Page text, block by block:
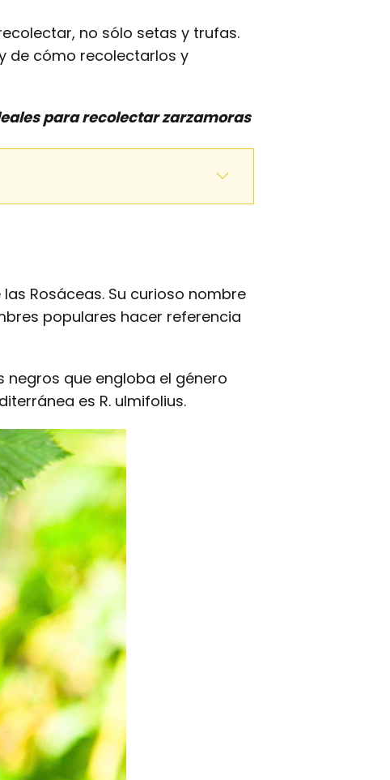
no sólo setas y trufas.
de cómo recolectarlos y
para recolectar zarzamoras
Rosáceas. Su curioso nombre
populares hacer referencia
que engloba el género
es R. ulmifolius.